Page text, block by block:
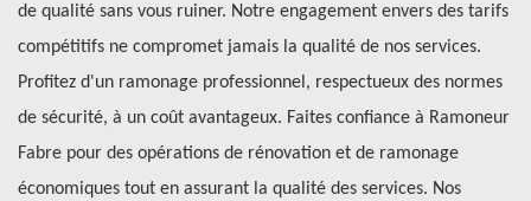
de qualité sans vous ruiner. Notre engagement envers des tarifs
compétitifs ne compromet jamais la qualité de nos services.
Profitez d'un ramonage professionnel, respectueux des normes
de sécurité, à un coût avantageux. Faites confiance à Ramoneur
Fabre pour des opérations de rénovation et de ramonage
économiques tout en assurant la qualité des services. Nos